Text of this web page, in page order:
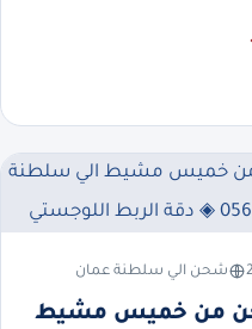
شحن الي سلطنة عمان
من خميس مشيط